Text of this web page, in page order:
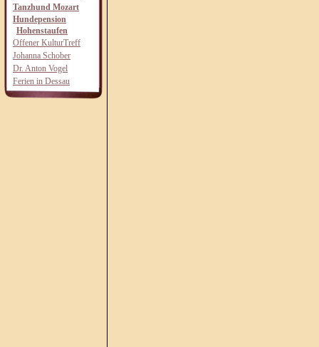
Tanzhund Mozart
Hundepension
Hohenstaufen
Offener KulturTreff
Johanna Schober
Dr. Anton Vogel
Ferien in Dessau